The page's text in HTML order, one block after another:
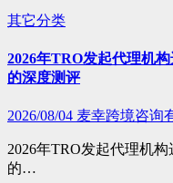
其它分类
2026年TRO发起代理机
的深度测评
2026/08/04 麦幸跨境咨询
2026年TRO发起代理机
的…